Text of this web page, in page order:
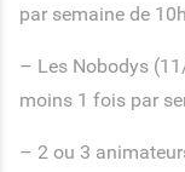
par semaine de
– Les Nobodys
moins 1 fois par
– 2 ou 3